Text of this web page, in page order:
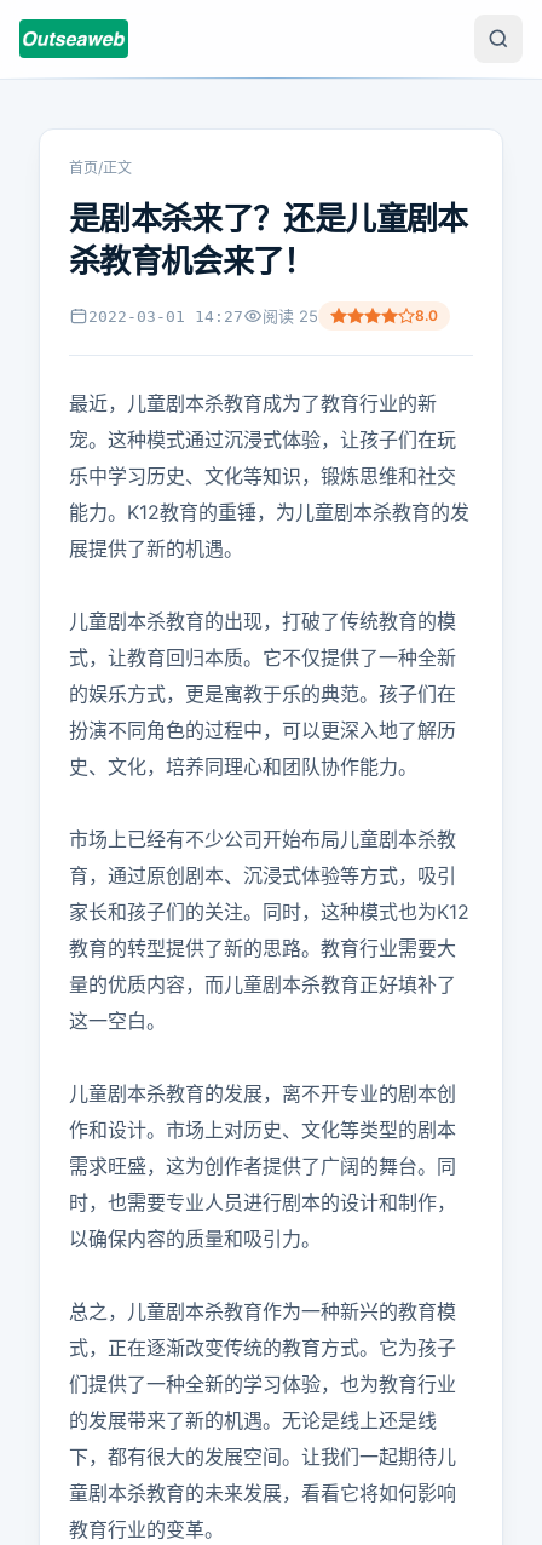
首页/正文
是剧本杀来了？还是儿童剧本
杀教育机会来了！
2022-03-01 14:27 阅读 25 8.0
最近，儿童剧本杀教育成为了教育行业的新
宠。这种模式通过沉浸式体验，让孩子们在玩
乐中学习历史、文化等知识，锻炼思维和社交
能力。K12教育的重锤，为儿童剧本杀教育的发
展提供了新的机遇。
儿童剧本杀教育的出现，打破了传统教育的模
式，让教育回归本质。它不仅提供了一种全新
的娱乐方式，更是寓教于乐的典范。孩子们在
扮演不同角色的过程中，可以更深入地了解历
史、文化，培养同理心和团队协作能力。
市场上已经有不少公司开始布局儿童剧本杀教
育，通过原创剧本、沉浸式体验等方式，吸引
家长和孩子们的关注。同时，这种模式也为K12
教育的转型提供了新的思路。教育行业需要大
量的优质内容，而儿童剧本杀教育正好填补了
这一空白。
儿童剧本杀教育的发展，离不开专业的剧本创
作和设计。市场上对历史、文化等类型的剧本
需求旺盛，这为创作者提供了广阔的舞台。同
时，也需要专业人员进行剧本的设计和制作，
以确保内容的质量和吸引力。
总之，儿童剧本杀教育作为一种新兴的教育模
式，正在逐渐改变传统的教育方式。它为孩子
们提供了一种全新的学习体验，也为教育行业
的发展带来了新的机遇。无论是线上还是线
下，都有很大的发展空间。让我们一起期待儿
童剧本杀教育的未来发展，看看它将如何影响
教育行业的变革。